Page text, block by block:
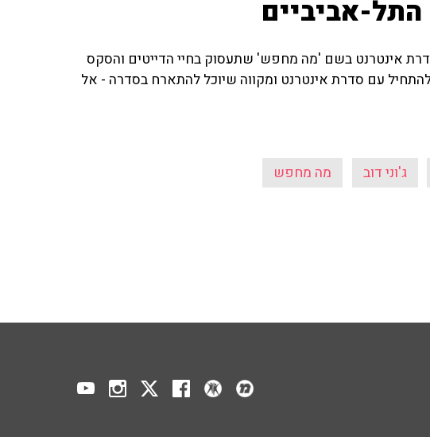
אביביים
אינטרנט בשם 'מה מחפש' שתעסוק בחיי הדייטים והסקס
עם סדרת אינטרנט ומקווה שיוכל להתארח בסדרה - אל
ג'וני דוב מה מחפש